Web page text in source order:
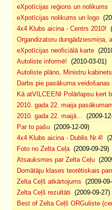
eXpotīcijas reģions un nolikums
eXpotīcijas nolikums un logo
4x4 Klubs aicina - Centrs 2010!
Organdizatoru dungādziesmiņa,
eXpotīcijas neoficiālā karte
Autoliste informē! (2010-03-01)
Autoliste plāno, Ministru
Darbs pie pasākuma
Kā atVILCEENI Polārlapsu ķert
2010. gada 22. maija
2010. gada 22. maijā... (2009-
Par to pašu (2009-12-09)
4x4 Klubs aicina - Dublis Nr.4!
Foto no Zelta Ceļa(2009-09-29)
Atsauksmes par Zelta Ceļu
Domātāju klases teorētiskais
Zelta Ceļš atkārtojums (2009-
Zelta Ceļš rezultāti (2009-09-27)
Best of Zelta Ceļš ORGuliste